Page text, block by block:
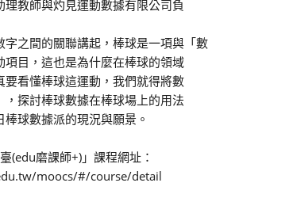
教師與灼見運動數據有限公司負
字之間的關聯講起，棒球是一項與「數
項目，這也是為什麼在棒球的領域
要看懂棒球這運動，我們就得將數
，探討棒球數據在棒球場上的用法
球數據派的現況與願景。
(edu磨課師+)」課程網址：
moocs/#/course/detail